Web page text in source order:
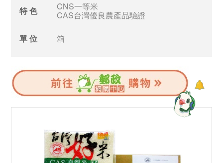
特 色 CNS一等米
CAS台灣優良農產品驗證
單 位 箱